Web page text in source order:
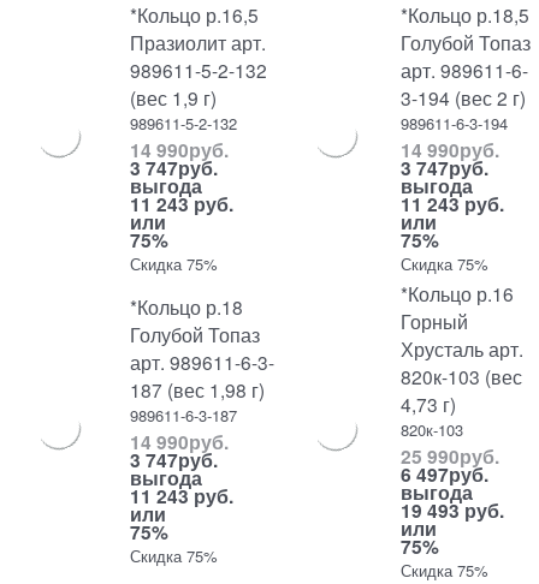
*Кольцо р.16,5
Празиолит арт.
989611-5-2-132
(вес 1,9 г)
989611-5-2-132
14 990руб.
3 747руб.
выгода
11 243 руб.
или
75%
Скидка 75%
*Кольцо р.18,5
Голубой Топаз
арт. 989611-6-
3-194 (вес 2 г)
989611-6-3-194
14 990руб.
3 747руб.
выгода
11 243 руб.
или
75%
Скидка 75%
*Кольцо р.18
Голубой Топаз
арт. 989611-6-3-
187 (вес 1,98 г)
989611-6-3-187
14 990руб.
3 747руб.
выгода
11 243 руб.
или
75%
Скидка 75%
*Кольцо р.16
Горный
Хрусталь арт.
820к-103 (вес
4,73 г)
820к-103
25 990руб.
6 497руб.
выгода
19 493 руб.
или
75%
Скидка 75%